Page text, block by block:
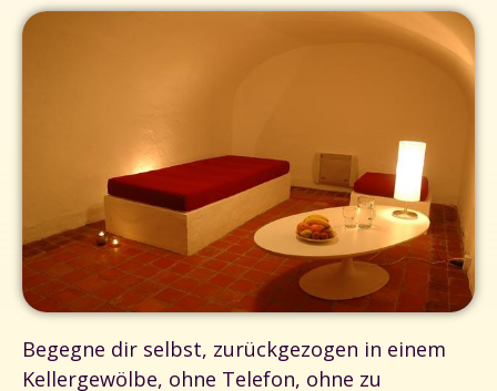
Begegne dir selbst, zurückgezogen in einem
Kellergewölbe, ohne Telefon, ohne zu